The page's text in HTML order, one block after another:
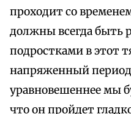
проходит со
должны всегда быть
подростками в этот
напряженный
уравновешеннее мы
что он пройдет